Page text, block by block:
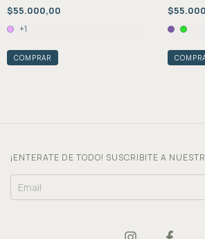
$55.000,00
+1
COMPRAR
¡ENTERATE DE TODO! SUSCRIBITE A